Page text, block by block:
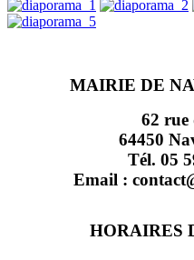
MAIRIE DE
62
64450
Tél. 05
Email :
HORAIRES